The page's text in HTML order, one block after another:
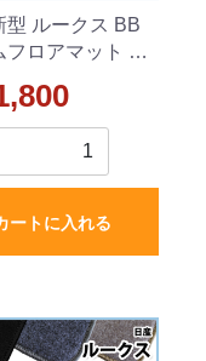
型 ルークス BB
フロアマット &
プ 社外新品
ートに入れる